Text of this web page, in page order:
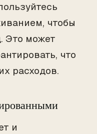
чтобы
Это может
что
расходов.
и